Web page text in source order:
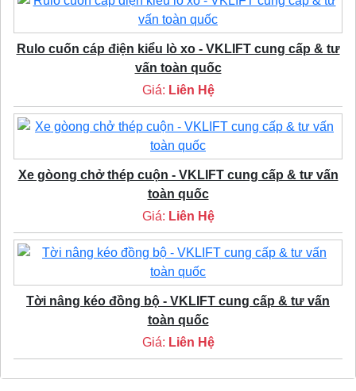
Rulo cuốn cáp điện kiểu lò xo - VKLIFT cung cấp & tư
vấn toàn quốc
Giá: Liên Hệ
Xe gòong chở thép cuộn - VKLIFT cung cấp & tư vấn
toàn quốc
Giá: Liên Hệ
Tời nâng kéo đồng bộ - VKLIFT cung cấp & tư vấn
toàn quốc
Giá: Liên Hệ